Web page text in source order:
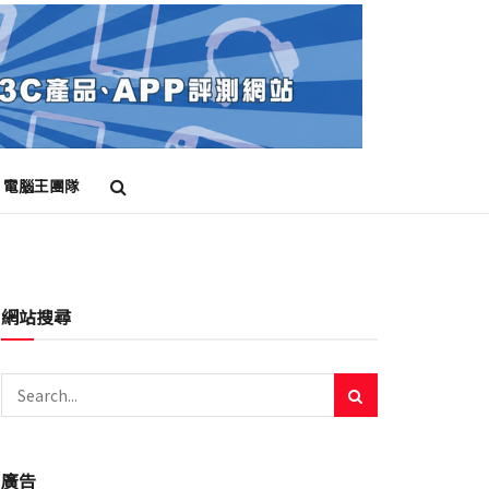
電腦王團隊
網站搜尋
廣告